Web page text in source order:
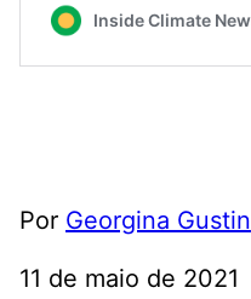
Por Georgina Gustin
11 de maio de 2021